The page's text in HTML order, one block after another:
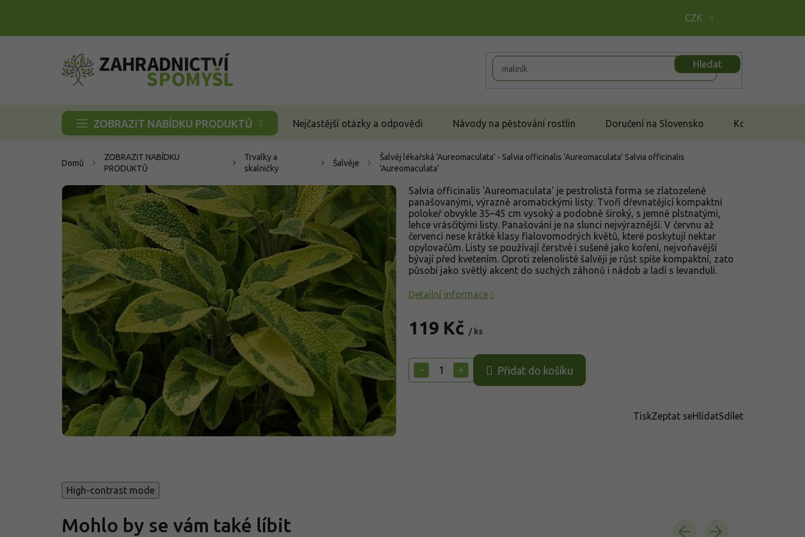
CZK
Hledat
ZOBRAZIT NABÍDKU PRODUKTŮ Nejčastější otázky a odpovědi Návody na pěstování rostlin Doručení na Slovensko Kontakt
Domů
ZOBRAZIT NABÍDKU
PRODUKTŮ
Trvalky a
skalničky
Šalvěje
Šalvěj lékařská 'Aureomaculata' - Salvia officinalis 'Aureomaculata' Salvia officinalis
'Aureomaculata'
119 Kč / ks
cena:
+
− Přidat do košíku
Salvia officinalis 'Aureomaculata' je pestrolistá forma se zlatozeleně
panašovanými, výrazně aromatickými listy. Tvoří dřevnatějící kompaktní
polokeř obvykle 35–45 cm vysoký a podobně široký, s jemně plstnatými,
lehce vrásčitými listy. Panašování je na slunci nejvýraznější. V červnu až
červenci nese krátké klasy fialovomodrých květů, které poskytují nektar
opylovačům. Listy se používají čerstvé i sušené jako koření, nejvoňavější
bývají před kvetením. Oproti zelenolisté šalvěji je růst spíše kompaktní, zato
působí jako světlý akcent do suchých záhonů i nádob a ladí s levandulí.
Detailní informace
TiskZeptat seHlídatSdílet
High-contrast mode
Mohlo by se vám také líbit